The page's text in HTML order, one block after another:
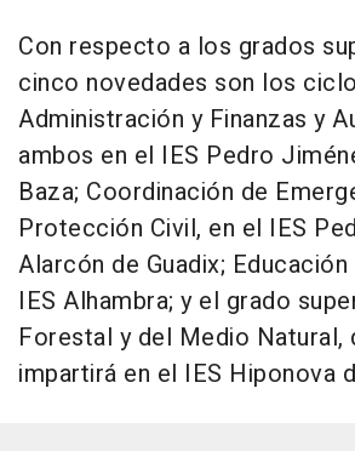
Con respecto a los grados
cinco novedades son los
Administración y Finanzas y
ambos en el IES Pedro
Baza; Coordinación de
Protección Civil, en el IES
Alarcón de Guadix;
IES Alhambra; y el grado
Forestal y del Medio Natural,
impartirá en el IES Hiponova